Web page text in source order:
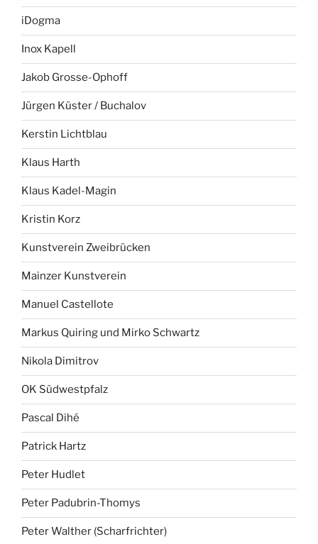
iDogma
Inox Kapell
Jakob Grosse-Ophoff
Jürgen Küster / Buchalov
Kerstin Lichtblau
Klaus Harth
Klaus Kadel-Magin
Kristin Korz
Kunstverein Zweibrücken
Mainzer Kunstverein
Manuel Castellote
Markus Quiring und Mirko Schwartz
Nikola Dimitrov
OK Südwestpfalz
Pascal Dihé
Patrick Hartz
Peter Hudlet
Peter Padubrin-Thomys
Peter Walther (Scharfrichter)